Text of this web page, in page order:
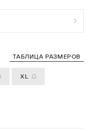
ТАБЛИЦА РАЗМЕРОВ
XL